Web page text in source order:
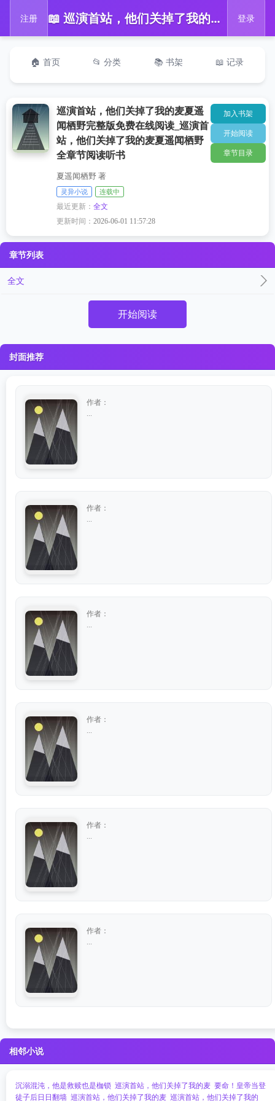
注册 📖 巡演首站，他们关掉了我的麦夏遥闻栖野完整版免费在线阅读_巡演首站，他们关掉了我的麦夏遥闻栖野全章节阅读听书 登录
🏠 首页 📂 分类 📚 书架 📖 记录
巡演首站，他们关掉了我的麦夏遥
闻栖野完整版免费在线阅读_巡演首
站，他们关掉了我的麦夏遥闻栖野
全章节阅读听书
夏遥闻栖野 著
灵异小说 连载中
最近更新：全文
更新时间：2026-06-01 11:57:28
加入书架
开始阅读
章节目录
章节列表
全文
开始阅读
封面推荐
作者：
作者：
作者：
作者：
作者：
作者：
相邻小说
沉溺混沌，他是救赎也是枷锁 巡演首站，他们关掉了我的麦 要命！皇帝当登
徒子后日日翻墙 巡演首站，他们关掉了我的麦 巡演首站，他们关掉了我的